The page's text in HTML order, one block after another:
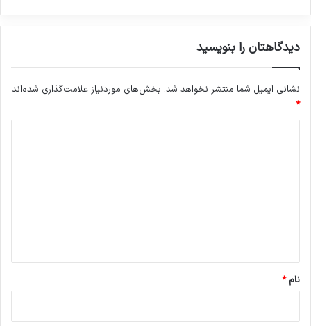
دیدگاهتان را بنویسید
نشانی ایمیل شما منتشر نخواهد شد. بخش‌های موردنیاز علامت‌گذاری شده‌اند
*
نام*